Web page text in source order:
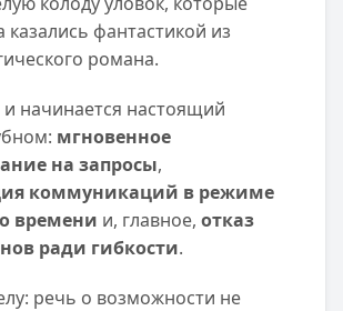
фантастикой из
романа.
и начинается настоящий
мгновенное
на запросы,
коммуникаций в режиме
времени и, главное, отказ
ради гибкости.
речь о возможности не